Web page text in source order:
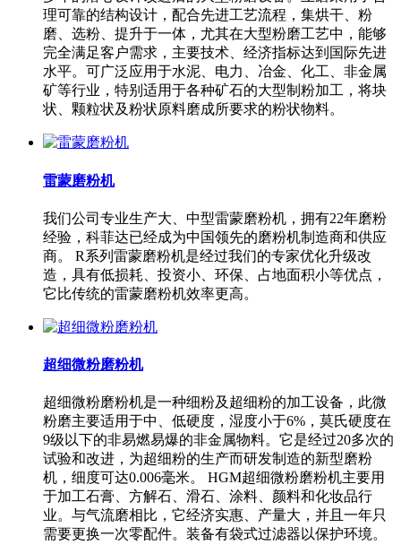
理可靠的结构设计，配合先进工艺流程，集烘干、粉
磨、选粉、提升于一体，尤其在大型粉磨工艺中，能够
完全满足客户需求，主要技术、经济指标达到国际先进
水平。可广泛应用于水泥、电力、冶金、化工、非金属
矿等行业，特别适用于各种矿石的大型制粉加工，将块
状、颗粒状及粉状原料磨成所要求的粉状物料。
雷蒙磨粉机
我们公司专业生产大、中型雷蒙磨粉机，拥有22年磨粉
经验，科菲达已经成为中国领先的磨粉机制造商和供应
商。 R系列雷蒙磨粉机是经过我们的专家优化升级改
造，具有低损耗、投资小、环保、占地面积小等优点，
它比传统的雷蒙磨粉机效率更高。
超细微粉磨粉机
超细微粉磨粉机是一种细粉及超细粉的加工设备，此微
粉磨主要适用于中、低硬度，湿度小于6%，莫氏硬度在
9级以下的非易燃易爆的非金属物料。它是经过20多次的
试验和改进，为超细粉的生产而研发制造的新型磨粉
机，细度可达0.006毫米。 HGM超细微粉磨粉机主要用
于加工石膏、方解石、滑石、涂料、颜料和化妆品行
业。与气流磨相比，它经济实惠、产量大，并且一年只
需要更换一次零配件。装备有袋式过滤器以保护环境。